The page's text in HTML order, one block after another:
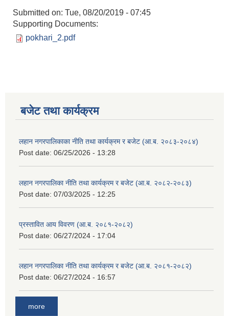
Submitted on: Tue, 08/20/2019 - 07:45
Supporting Documents:
pokhari_2.pdf
बजेट तथा कार्यक्रम
लहान नगरपालिकाका नीति तथा कार्यक्रम र बजेट (आ.ब. २०८३-२०८४)
Post date: 06/25/2026 - 13:28
लहान नगरपालिका नीति तथा कार्यक्रम र बजेट (आ.ब. २०८२-२०८३)
Post date: 07/03/2025 - 12:25
प्रस्तावित आय विवरण (आ.ब. २०८१-२०८२)
Post date: 06/27/2024 - 17:04
लहान नगरपालिका नीति तथा कार्यक्रम र बजेट (आ.ब. २०८१-२०८२)
Post date: 06/27/2024 - 16:57
more